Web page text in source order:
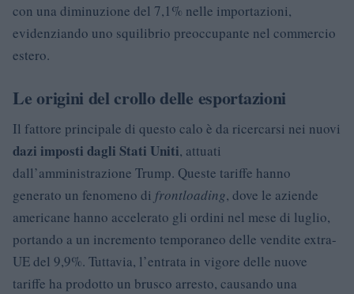
con una diminuzione del 7,1% nelle importazioni,
evidenziando uno squilibrio preoccupante nel commercio
estero.
Le origini del crollo delle esportazioni
Il fattore principale di questo calo è da ricercarsi nei nuovi
dazi imposti dagli Stati Uniti, attuati
dall’amministrazione Trump. Queste tariffe hanno
generato un fenomeno di frontloading, dove le aziende
americane hanno accelerato gli ordini nel mese di luglio,
portando a un incremento temporaneo delle vendite extra-
UE del 9,9%. Tuttavia, l’entrata in vigore delle nuove
tariffe ha prodotto un brusco arresto, causando una